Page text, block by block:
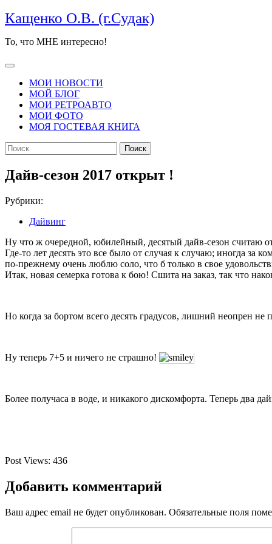
Перейти
к
содержимому
Кащенко О.В. (г.Судак)
То, что МНЕ интересно!
Кнопка
ОткрытьМОИ НОВОСТИ
МОЙ БЛОГ
МОИ РЕТРОАВТО
МОИ ФОТО
МОЯ ГОСТЕВАЯ КНИГА
КНОПКА
ЗАКРЫТЬ
Найти:
Дайв-сезон 2017 открыт !
Рубрики:
Дайвинг
Ну что ж очередной, юбилейный, десятый дайв-сезон
Где-то лет десять это все было от случая к случаю; иногда за
по-прежнему очень люблю соло, что б только в свое
Итак, новая семерка готова к бою! Сшита на заказ, так что
Но когда за бортом всего десять градусов, лишний неопрен не
Ну теперь 7+5 и ничего не страшно!
Более получаса в воде, и никакого дискомфорта. Теперь два
Post Views: 436
Добавить комментарий
Ваш адрес email не будет опубликован. Обязательные поля